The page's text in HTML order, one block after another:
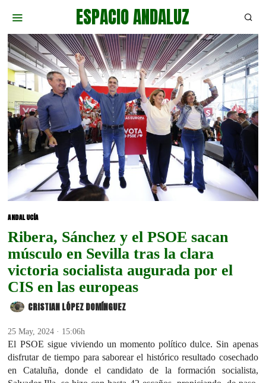
ESPACIO ANDALUZ
ANDALUCÍA
Ribera, Sánchez y el PSOE sacan
músculo en Sevilla tras la clara
victoria socialista augurada por el
CIS en las europeas
CRISTIAN LÓPEZ DOMÍNGUEZ
25 May, 2024 · 15:06h
El PSOE sigue viviendo un momento político dulce. Sin apenas
disfrutar de tiempo para saborear el histórico resultado cosechado
en Cataluña, donde el candidato de la formación socialista,